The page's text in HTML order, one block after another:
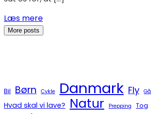
Læs mere
More posts
Bil Børn Cykle Danmark Fly Gå
Hvad skal vi lave? Natur Prepping Tog